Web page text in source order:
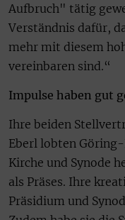
Aufbruch" tätig
Verständnis dafür,
mehr mit diesem
vereinbaren sind.“
Impulse haben gut
Ihre beiden
Eberl lobten
Kirche und Synode
als Präses. Ihre
Präsidium und